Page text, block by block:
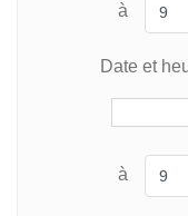
à
Date et
à